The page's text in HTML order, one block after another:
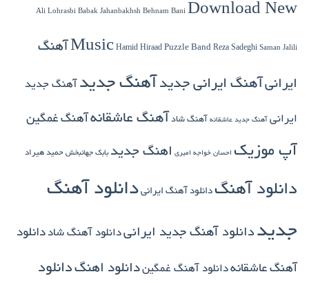
Ali Lohrasbi Babak Jahanbakhsh Behnam Bani Download New
Music Hamid Hiraad Puzzle Band Reza Sadeghi Saman Jalili آهنگ
ایرانی آهنگ ایرانی جدید آهنگ جدید آهنگ جدید
ایرانی آهنگ جدید عاشقانه آهنگ شاد آهنگ عاشقانه آهنگ غمگین
آپ موزیک احسان خواجه امیری اهنگ جدید بابک جهانبخش حمید هیراد
دانلود آهنگ دانلود آهنگ ایرانی دانلود آهنگ
جدید دانلود آهنگ جدید ایرانیدانلود آهنگ شاد دانلود
آهنگ عاشقانهدانلود آهنگ غمگیندانلود اهنگ دانلود